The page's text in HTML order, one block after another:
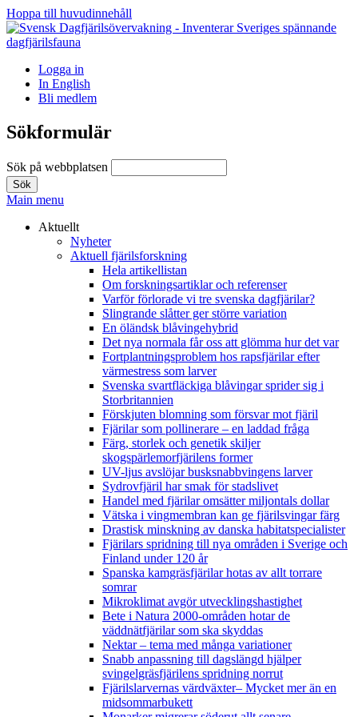
Hoppa till huvudinnehåll
Logga in
In English
Bli medlem
Sökformulär
Sök på webbplatsen
Main menu
Aktuellt
Nyheter
Aktuell fjärilsforskning
Hela artikellistan
Om forskningsartiklar och referenser
Varför förlorade vi tre svenska dagfjärilar?
Slingrande slåtter ger större variation
En öländsk blåvingehybrid
Det nya normala får oss att glömma hur det var
Fortplantningsproblem hos rapsfjärilar efter
värmestress som larver
Svenska svartfläckiga blåvingar sprider sig i
Storbritannien
Förskjuten blomning som försvar mot fjäril
Fjärilar som pollinerare – en laddad fråga
Färg, storlek och genetik skiljer
skogspärlemorfjärilens former
UV-ljus avslöjar busksnabbvingens larver
Sydrovfjäril har smak för stadslivet
Handel med fjärilar omsätter miljontals dollar
Vätska i vingmembran kan ge fjärilsvingar färg
Drastisk minskning av danska habitatspecialister
Fjärilars spridning till nya områden i Sverige och
Finland under 120 år
Spanska kamgräsfjärilar hotas av allt torrare
somrar
Mikroklimat avgör utvecklingshastighet
Bete i Natura 2000-områden hotar de
väddnätfjärilar som ska skyddas
Nektar – tema med många variationer
Snabb anpassning till dagslängd hjälper
svingelgräsfjärilens spridning norrut
Fjärilslarvernas värdväxter– Mycket mer än en
midsommarbukett